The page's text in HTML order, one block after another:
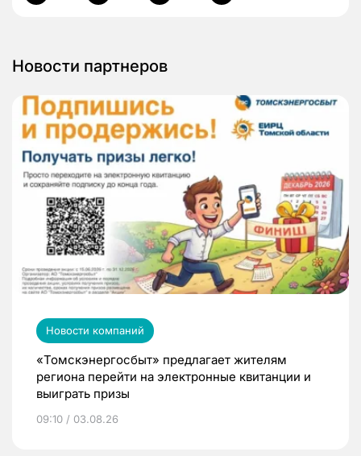
Новости партнеров
Новости компаний
«Томскэнергосбыт» предлагает жителям
региона перейти на электронные квитанции и
выиграть призы
09:10 / 03.08.26